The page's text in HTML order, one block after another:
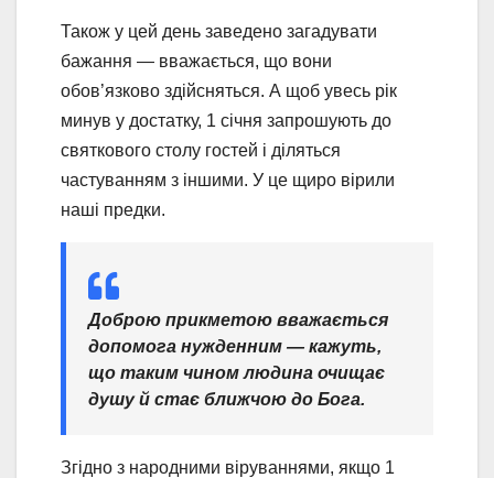
Також у цей день заведено загадувати
бажання — вважається, що вони
обов’язково здійсняться. А щоб увесь рік
минув у достатку, 1 січня запрошують до
святкового столу гостей і діляться
частуванням з іншими. У це щиро вірили
наші предки.
Доброю прикметою вважається
допомога нужденним — кажуть,
що таким чином людина очищає
душу й стає ближчою до Бога.
Згідно з народними віруваннями, якщо 1